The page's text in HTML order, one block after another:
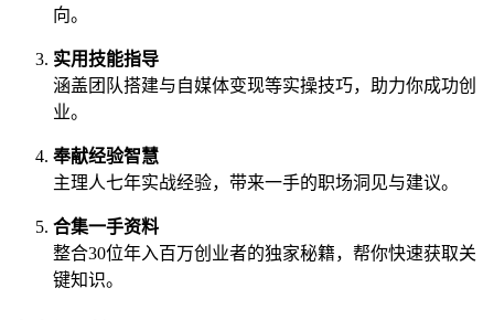
向。
实用技能指导
涵盖团队搭建与自媒体变现等实操技巧，助力你成功创
业。
奉献经验智慧
主理人七年实战经验，带来一手的职场洞见与建议。
合集一手资料
整合30位年入百万创业者的独家秘籍，帮你快速获取关
键知识。